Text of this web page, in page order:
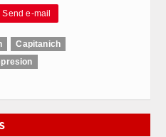
Send e-mail
Capitanich